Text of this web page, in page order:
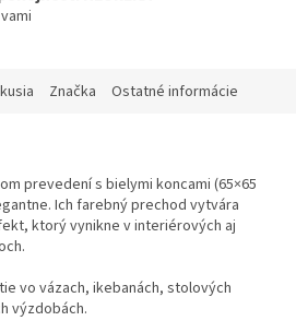
Značka Ostatné informácie
prevedení s bielymi koncami (65×65
Ich farebný prechod vytvára
ktorý vynikne v interiérových aj
vo vázach, ikebanách, stolových
výzdobách.